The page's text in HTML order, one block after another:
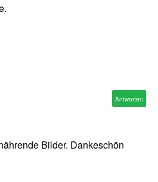
Bilder. Dankeschön
Antworten